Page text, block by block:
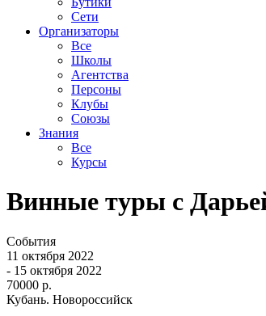
Сети
Организаторы
Все
Школы
Агентства
Персоны
Клубы
Союзы
Знания
Все
Курсы
Винные туры c
События
11 октября 2022
- 15 октября 2022
70000 р.
Кубань. Новороссийск